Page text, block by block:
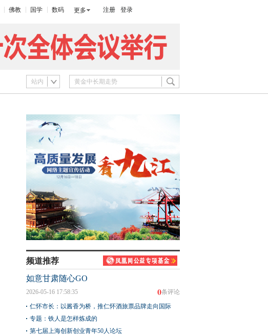
佛教 国学 数码 更多 注册 登录
站内
频道推荐
如意甘肃随心GO
0条评论
2026-05-16 17:58:35
仁怀市长：以酱香为桥，推仁怀酒旅票品牌走向国际
专题：铁人是怎样炼成的
第七届上海创新创业青年50人论坛